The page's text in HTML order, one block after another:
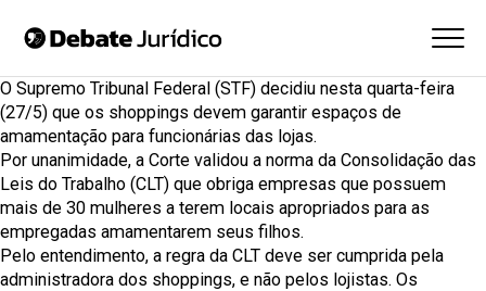
O Supremo Tribunal Federal (STF) decidiu nesta quarta-feira
(27/5) que os shoppings devem garantir espaços de
amamentação para funcionárias das lojas.
Por unanimidade, a Corte validou a norma da Consolidação das
Leis do Trabalho (CLT) que obriga empresas que possuem
mais de 30 mulheres a terem locais apropriados para as
empregadas amamentarem seus filhos.
Pelo entendimento, a regra da CLT deve ser cumprida pela
administradora dos shoppings, e não pelos lojistas. Os